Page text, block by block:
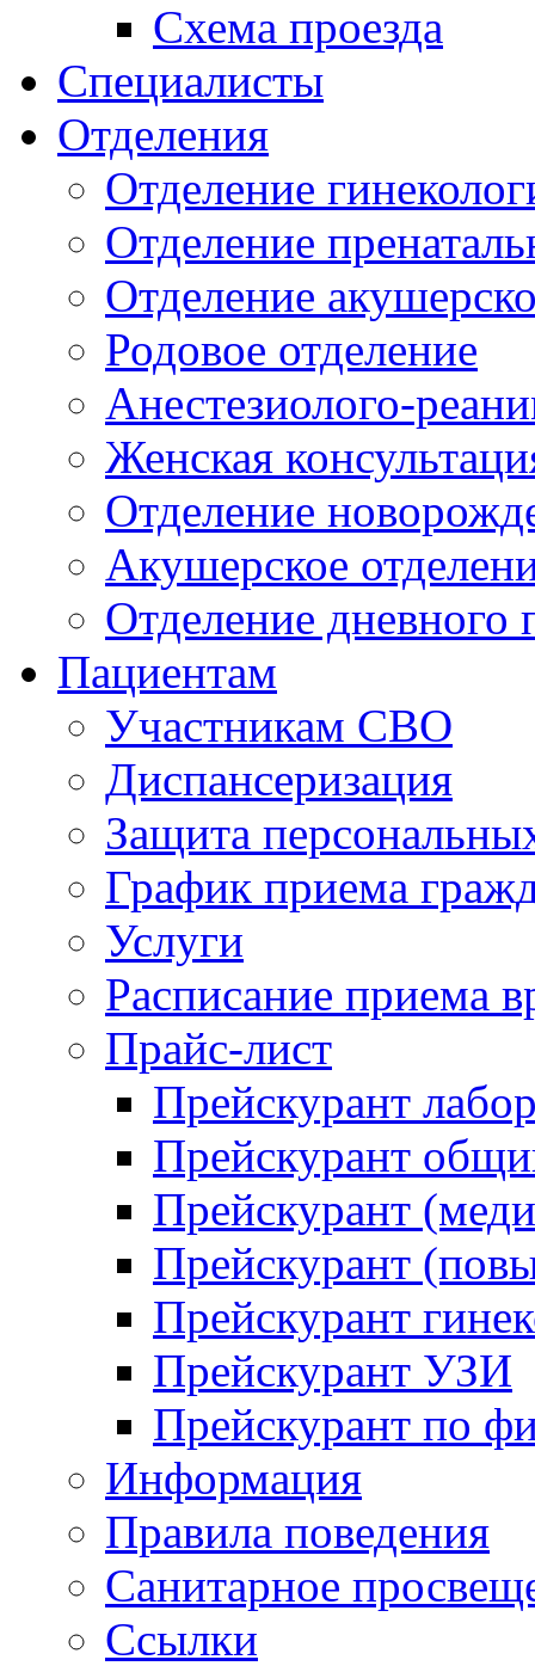
Схема проезда
Специалисты
Отделения
Отделение
Отделение
Отделение
Родовое отделение
Анестезиолого-
Женская
Отделение
Акушерское
Отделение дневного
Пациентам
Участникам СВО
Диспансеризация
Защита
График приема
Услуги
Расписание приема
Прайс-лист
Прейскурант
Прейскурант
Прейскурант
Прейскурант
Прейскурант
Прейскурант УЗИ
Прейскурант по
Информация
Правила поведения
Санитарное
Ссылки